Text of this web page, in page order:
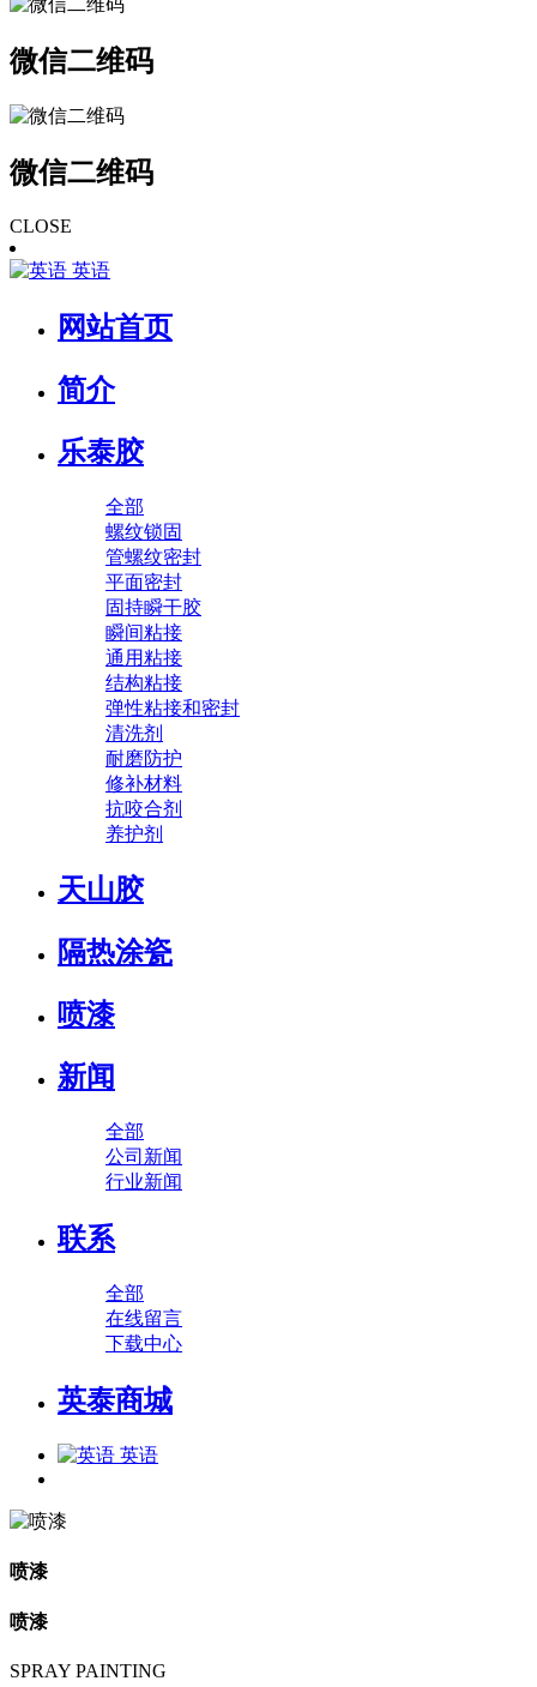
微信二维码
微信二维码
CLOSE
英语
网站首页
简介
乐泰胶
全部
螺纹锁固
管螺纹密封
平面密封
固持瞬干胶
瞬间粘接
通用粘接
结构粘接
弹性粘接和密封
清洗剂
耐磨防护
修补材料
抗咬合剂
养护剂
天山胶
隔热涂瓷
喷漆
新闻
全部
公司新闻
行业新闻
联系
全部
在线留言
下载中心
英泰商城
英语
喷漆
喷漆
SPRAY PAINTING